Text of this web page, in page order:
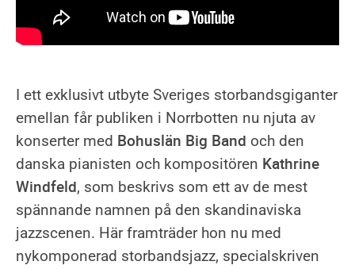
I ett exklusivt utbyte Sveriges storbandsgiganter
emellan får publiken i Norrbotten nu njuta av
konserter med Bohuslän Big Band och den
danska pianisten och kompositören Kathrine
Windfeld, som beskrivs som ett av de mest
spännande namnen på den skandinaviska
jazzscenen. Här framträder hon nu med
nykomponerad storbandsjazz, specialskriven